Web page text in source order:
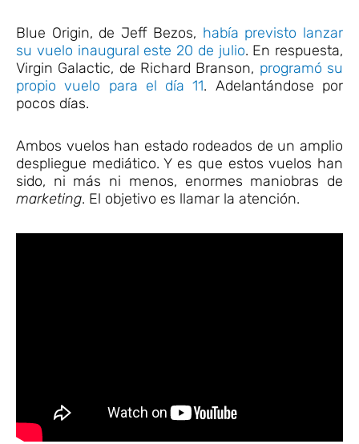
Blue Origin, de Jeff Bezos, había previsto lanzar
su vuelo inaugural este 20 de julio. En respuesta,
Virgin Galactic, de Richard Branson, programó su
propio vuelo para el día 11. Adelantándose por
pocos días.
Ambos vuelos han estado rodeados de un amplio
despliegue mediático. Y es que estos vuelos han
sido, ni más ni menos, enormes maniobras de
marketing. El objetivo es llamar la atención.